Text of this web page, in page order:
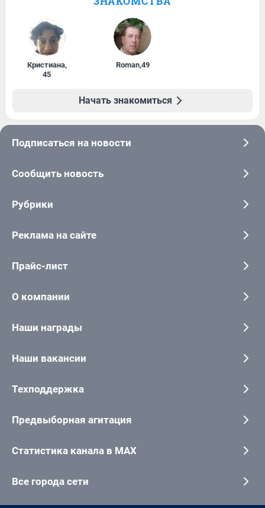
Кристиана,
45
Roman,49
Начать знакомиться
Подписаться на новости
Сообщить новость
Рубрики
Реклама на сайте
Прайс-лист
О компании
Наши награды
Наши вакансии
Техподдержка
Предвыборная агитация
Статистика канала в MAX
Все города сети